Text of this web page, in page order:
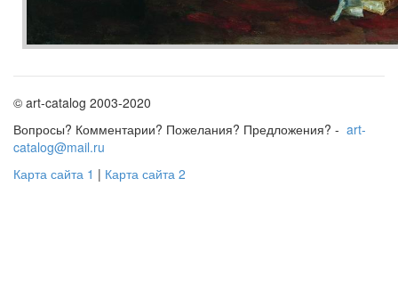
© art-catalog 2003-2020
Вопросы? Комментарии? Пожелания? Предложения? - art-
catalog@mail.ru
Карта сайта 1 | Карта сайта 2